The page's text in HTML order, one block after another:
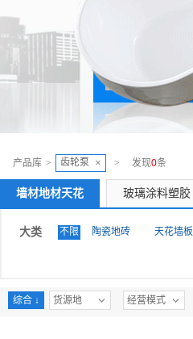
产品库 > 齿轮泵 × > 发现0条
墙材地材天花 玻璃涂料塑胶
大类 不限 陶瓷地砖 天花墙板
综合 ↓ 货源地 经营模式